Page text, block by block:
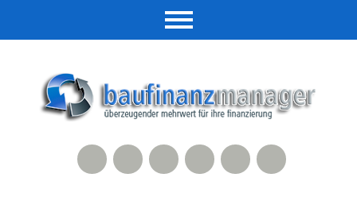
Facebook
500px
LinkedIn
Xing
RSS Feed